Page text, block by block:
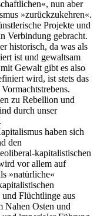
nun aber
»zurückzukehren«.
Projekte und
Verbindung gebracht.
historisch, da was als
ist und gewaltsam
Gewalt gibt es also
wird, ist stets das
zu Rebellion und
durch unser
haben sich
den
kapitalistischen
vor allem auf
»natürliche«
Flüchtlinge aus
Nahen Osten und